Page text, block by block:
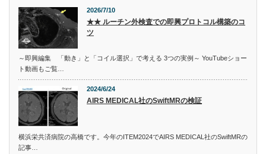
2026/7/10
★★ ルーチン外検査での即興プロトコル構築のコ
ツ
～即興編集 「動き」と「コイル選択」で考える 3つの実例～ YouTubeショー
ト動画もご覧…
2024/6/24
AIRS MEDICAL社のSwiftMRの検証
横浜栄共済病院の高橋です。今年のITEM2024でAIRS MEDICAL社のSwiftMRの
記事…